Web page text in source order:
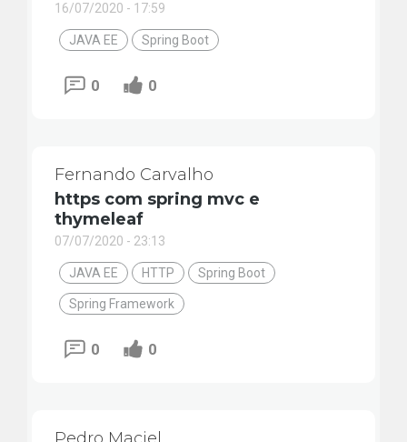
16/07/2020 - 17:59
JAVA EE Spring Boot
0 0
Fernando Carvalho
https com spring mvc e
thymeleaf
07/07/2020 - 23:13
JAVA EE HTTP Spring Boot
Spring Framework
0 0